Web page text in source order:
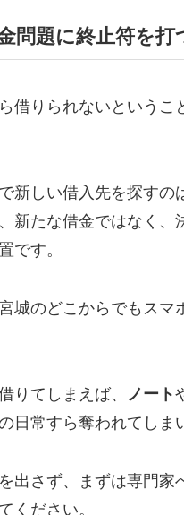
問題に終止符を打
借りられないという
新しい借入先を探す
新たな借金ではなく、
です。
城のどこからでもス
りてしまえば、 ノート
日常すら奪われてしま
出さず、まずは専門
ください。